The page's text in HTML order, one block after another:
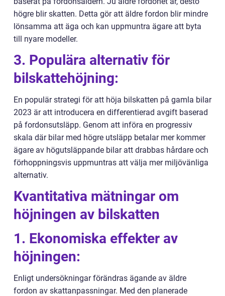
högre blir skatten. Detta gör att äldre fordon blir mindre
lönsamma att äga och kan uppmuntra ägare att byta
till nyare modeller.
3. Populära alternativ för
bilskattehöjning:
En populär strategi för att höja bilskatten på gamla bilar
2023 är att introducera en differentierad avgift baserad
på fordonsutsläpp. Genom att införa en progressiv
skala där bilar med högre utsläpp betalar mer kommer
ägare av högutsläppande bilar att drabbas hårdare och
förhoppningsvis uppmuntras att välja mer miljövänliga
alternativ.
Kvantitativa mätningar om
höjningen av bilskatten
1. Ekonomiska effekter av
höjningen:
Enligt undersökningar förändras ägande av äldre
fordon av skattanpassningar. Med den planerade